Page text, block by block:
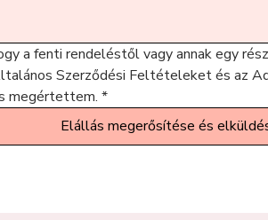
a fenti rendeléstől vagy annak egy
Szerződési Feltételeket és az
megértettem. *
Elállás megerősítése és